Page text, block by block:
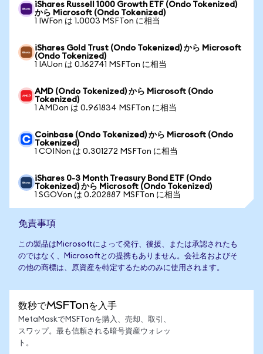
iShares Russell 1000 Growth ETF (Ondo Tokenized)
から Microsoft (Ondo Tokenized)
1 IWFon は 1.0003 MSFTon に相当
iShares Gold Trust (Ondo Tokenized) から Microsoft
(Ondo Tokenized)
1 IAUon は 0.162741 MSFTon に相当
AMD (Ondo Tokenized) から Microsoft (Ondo
Tokenized)
1 AMDon は 0.961834 MSFTon に相当
Coinbase (Ondo Tokenized) から Microsoft (Ondo
Tokenized)
1 COINon は 0.301272 MSFTon に相当
iShares 0-3 Month Treasury Bond ETF (Ondo
Tokenized) から Microsoft (Ondo Tokenized)
1 SGOVon は 0.202887 MSFTon に相当
免責事項
この製品はMicrosoftによって発行、後援、または承認されたも
のではなく、Microsoftとの提携もありません。会社名およびそ
の他の商標は、原資産を特定するためのみに使用されます。
数秒でMSFTonを入手
MetaMaskでMSFTonを購入、売却、取引、
スワップ。最も信頼される暗号資産ウォレッ
ト。